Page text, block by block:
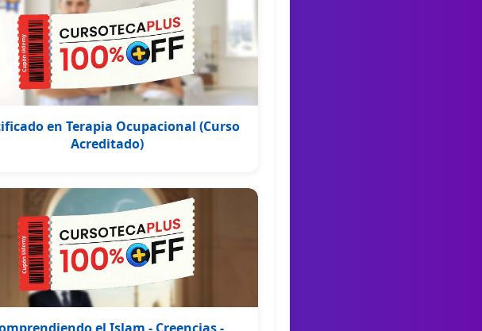
en Terapia Ocupacional (Curso
Acreditado)